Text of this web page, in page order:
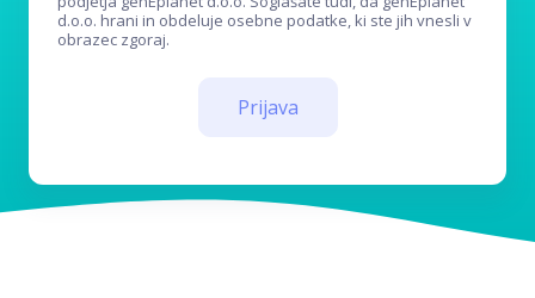
d.o.o. hrani in obdeluje osebne podatke, ki ste jih vnesli v
obrazec zgoraj.
Prijava